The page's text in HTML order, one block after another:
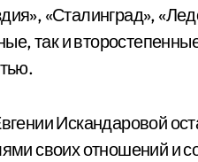
«Сталинград»,
так и
Искандаровой
своих отношений и